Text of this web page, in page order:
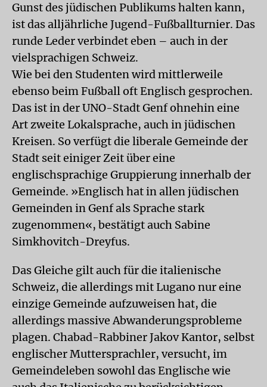
Gunst des jüdischen Publikums halten kann,
ist das alljährliche Jugend-Fußballturnier. Das
runde Leder verbindet eben – auch in der
vielsprachigen Schweiz.
Wie bei den Studenten wird mittlerweile
ebenso beim Fußball oft Englisch gesprochen.
Das ist in der UNO-Stadt Genf ohnehin eine
Art zweite Lokalsprache, auch in jüdischen
Kreisen. So verfügt die liberale Gemeinde der
Stadt seit einiger Zeit über eine
englischsprachige Gruppierung innerhalb der
Gemeinde. »Englisch hat in allen jüdischen
Gemeinden in Genf als Sprache stark
zugenommen«, bestätigt auch Sabine
Simkhovitch-Dreyfus.
Das Gleiche gilt auch für die italienische
Schweiz, die allerdings mit Lugano nur eine
einzige Gemeinde aufzuweisen hat, die
allerdings massive Abwanderungsprobleme
plagen. Chabad-Rabbiner Jakov Kantor, selbst
englischer Muttersprachler, versucht, im
Gemeindeleben sowohl das Englische wie